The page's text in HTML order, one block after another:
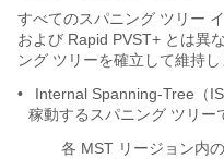
すべてのスパニング ツリー
および Rapid PVST+ とは異
ング ツリーを確立して維持し
•
Internal Spanning-Tree（
稼動するスパニング ツリー
各 MST リージョン内